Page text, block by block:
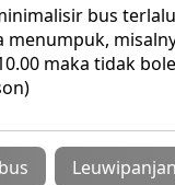
bus
maka tidak
bus